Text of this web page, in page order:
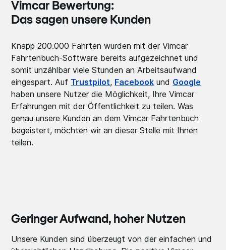
Vimcar Bewertung:
Das sagen unsere Kunden
Knapp 200.000 Fahrten wurden mit der Vimcar
Fahrtenbuch-Software bereits aufgezeichnet und
somit unzählbar viele Stunden an Arbeitsaufwand
eingespart. Auf Trustpilot, Facebook und Google
haben unsere Nutzer die Möglichkeit, Ihre Vimcar
Erfahrungen mit der Öffentlichkeit zu teilen. Was
genau unsere Kunden an dem Vimcar Fahrtenbuch
begeistert, möchten wir an dieser Stelle mit Ihnen
teilen.
Geringer Aufwand, hoher Nutzen
Unsere Kunden sind überzeugt von der einfachen und